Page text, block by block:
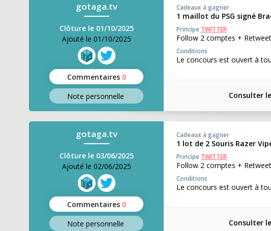
gotaga.tv
Clôture le 01/10/2025
Ajouté le 01/10/2025
Commentaires 0
Note personnelle
Cadeaux à gagner
1 maillot du PSG signé
Principe TWITTER
Follow 2 comptes + Retweet
Conditions
Le concours est ouvert à
Consulter
gotaga.tv
Clôture le 03/06/2025
Ajouté le 02/06/2025
Commentaires 0
Note personnelle
Cadeaux à gagner
1 lot de 2 Souris Razer
Principe TWITTER
Follow 2 comptes +
Conditions
Le concours est ouvert à
Consulter